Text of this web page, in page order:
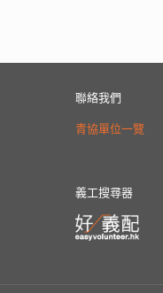
聯絡我們
青協單位一覽
義工搜尋器